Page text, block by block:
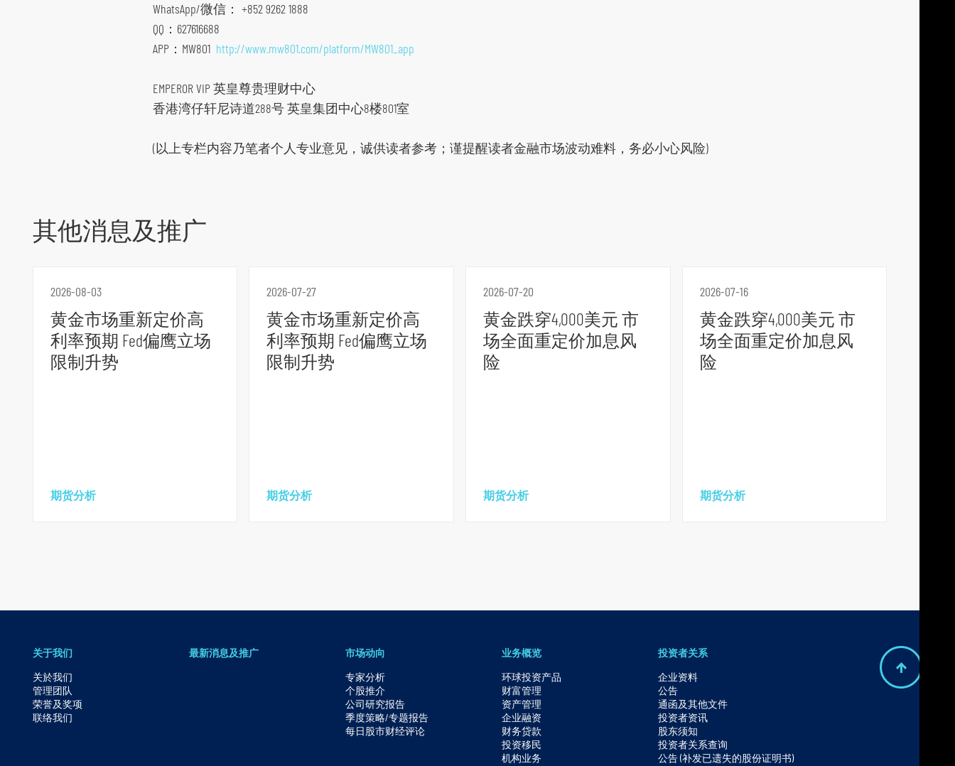
WhatsApp/微信： +852 9262 1888
QQ：627616688
APP：MW801 http://www.mw801.com/platform/MW801_app
EMPEROR VIP 英皇尊贵理财中心
香港湾仔轩尼诗道288号 英皇集团中心8楼801室
(以上专栏内容乃笔者个人专业意见，诚供读者参考；谨提醒读者金融市场波动难料，务必小心风险)
其他消息及推广
2026-08-03
黄金市场重新定价高
利率预期 Fed偏鹰立场
限制升势
期货分析
2026-07-27
黄金市场重新定价高
利率预期 Fed偏鹰立场
限制升势
期货分析
2026-07-20
黄金跌穿4,000美元 市
场全面重定价加息风
险
期货分析
2026-07-16
黄金跌穿4,000美元 市
场全面重定价加息风
险
期货分析
B
关于我们
关於我们
管理团队
荣誉及奖项
联络我们
最新消息及推广
市场动向
专家分析
个股推介
公司研究报告
季度策略/专题报告
每日股市财经评论
业务概览
环球投资产品
财富管理
资产管理
企业融资
财务贷款
投资移民
机构业务
投资者关系
企业资料
公告
通函及其他文件
投资者资讯
股东须知
投资者关系查询
公告 (补发已遗失的股份证明书)